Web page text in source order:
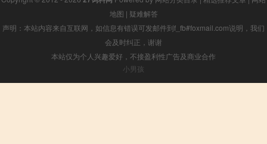
地图 | 疑难解答
声明：本站内容来自互联网，如信息有错误可发邮件到f_fb#foxmail.com说明，我们
会及时纠正，谢谢
本站仅为个人兴趣爱好，不接盈利性广告及商业合作
小男孩